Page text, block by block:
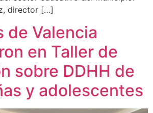
director […]
de Valencia
en Taller de
sobre DDHH de
y adolescentes